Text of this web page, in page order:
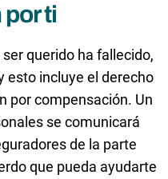
ti
querido ha fallecido,
esto incluye el derecho
por compensación. Un
se comunicará
de la parte
que pueda ayudarte